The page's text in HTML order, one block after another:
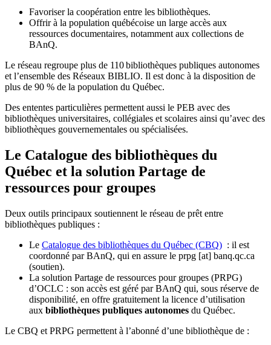
Favoriser la coopération entre les bibliothèques.
Offrir à la population québécoise un large accès aux
ressources documentaires, notamment aux collections de
BAnQ.
Le réseau regroupe plus de 110bibliothèques publiques autonomes
et l’ensemble des Réseaux BIBLIO. Il est donc à la disposition de
plus de 90 % de la population du Québec.
Des ententes particulières permettent aussi le PEB avec des
bibliothèques universitaires, collégiales et scolaires ainsi qu’avec des
bibliothèques gouvernementales ou spécialisées.
Le Catalogue des bibliothèques du
Québec et la solution Partage de
ressources pour groupes
Deux outils principaux soutiennent le réseau de prêt entre
bibliothèques publiques :
Le Catalogue des bibliothèques du Québec (CBQ) : il est
coordonné par BAnQ, qui en assure le prpg [at] banq.qc.ca
(soutien).
La solution Partage de ressources pour groupes (PRPG)
d’OCLC : son accès est géré par BAnQ qui, sous réserve de
disponibilité, en offre gratuitement la licence d’utilisation
aux bibliothèques publiques autonomes du Québec.
Le CBQ et PRPG permettent à l’abonné d’une bibliothèque de :